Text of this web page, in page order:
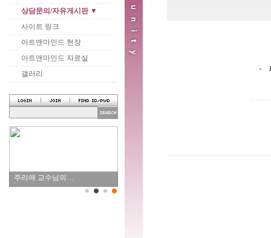
상담문의/자유게시판 ▼
사이트 링크
아트앤마인드 현장
아트앤마인드 자료실
갤러리
주리애 교수님의…